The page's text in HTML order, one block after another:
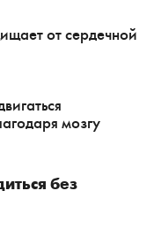
от сердечной
мозгу
без